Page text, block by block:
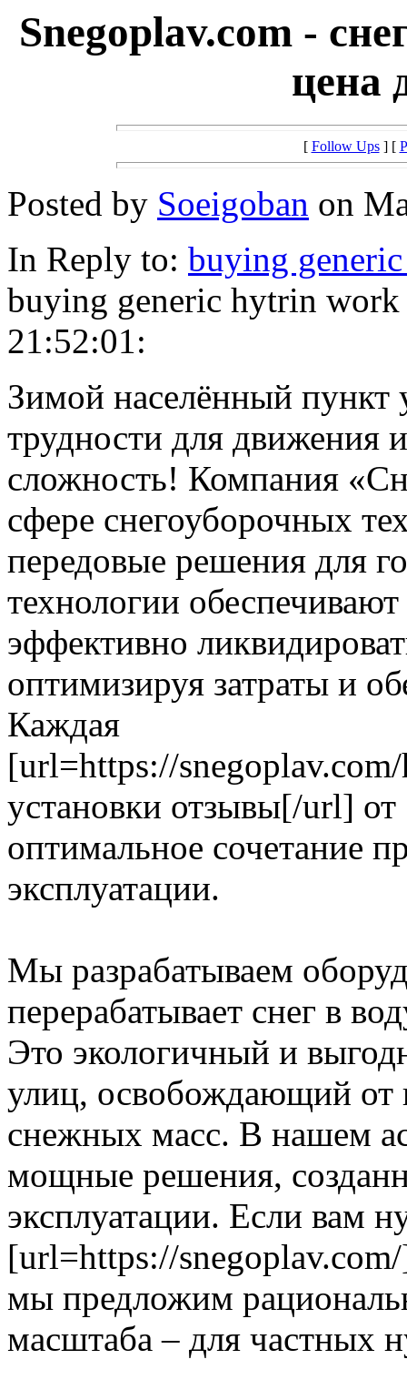
Snegoplav.com -
цена
[ Follow Ups] [
Posted by Soeigoban on
In Reply to: buying
buying generic hytrin
21:52:01:
Зимой населённый пункт
трудности для движения
сложность! Компания
сфере снегоуборочных
передовые решения для
технологии
эффективно
оптимизируя затраты и
Каждая
[url=https://
установки отзывы[/url] от
оптимальное сочетание
эксплуатации.
Мы разрабатываем
перерабатывает снег в
Это экологичный и
улиц, освобождающий от
снежных масс. В нашем
мощные решения,
эксплуатации. Если вам
[url=https://
мы предложим
масштаба – для частных